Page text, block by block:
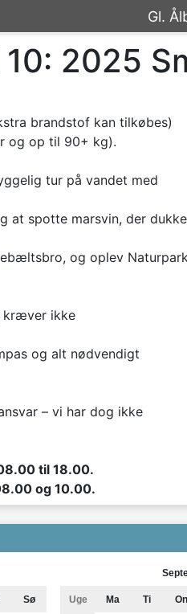
Gl.
10: 2025
brandstof kan tilkøbes)
og op til 90+ kg).
tur på vandet med
at spotte marsvin, der
og oplev
kræver ikke
og alt nødvendigt
– vi har dog ikke
til 18.00.
og 10.00.
Sø Uge Ma Ti On